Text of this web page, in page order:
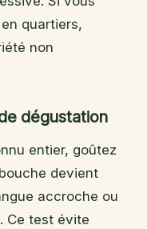
quartiers,
non
dégustation
entier, goûtez
devient
accroche ou
Ce test évite